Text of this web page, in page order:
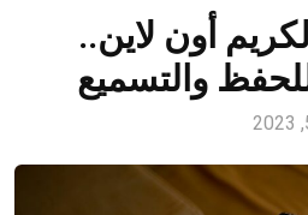
أون لاين..
والتسميع